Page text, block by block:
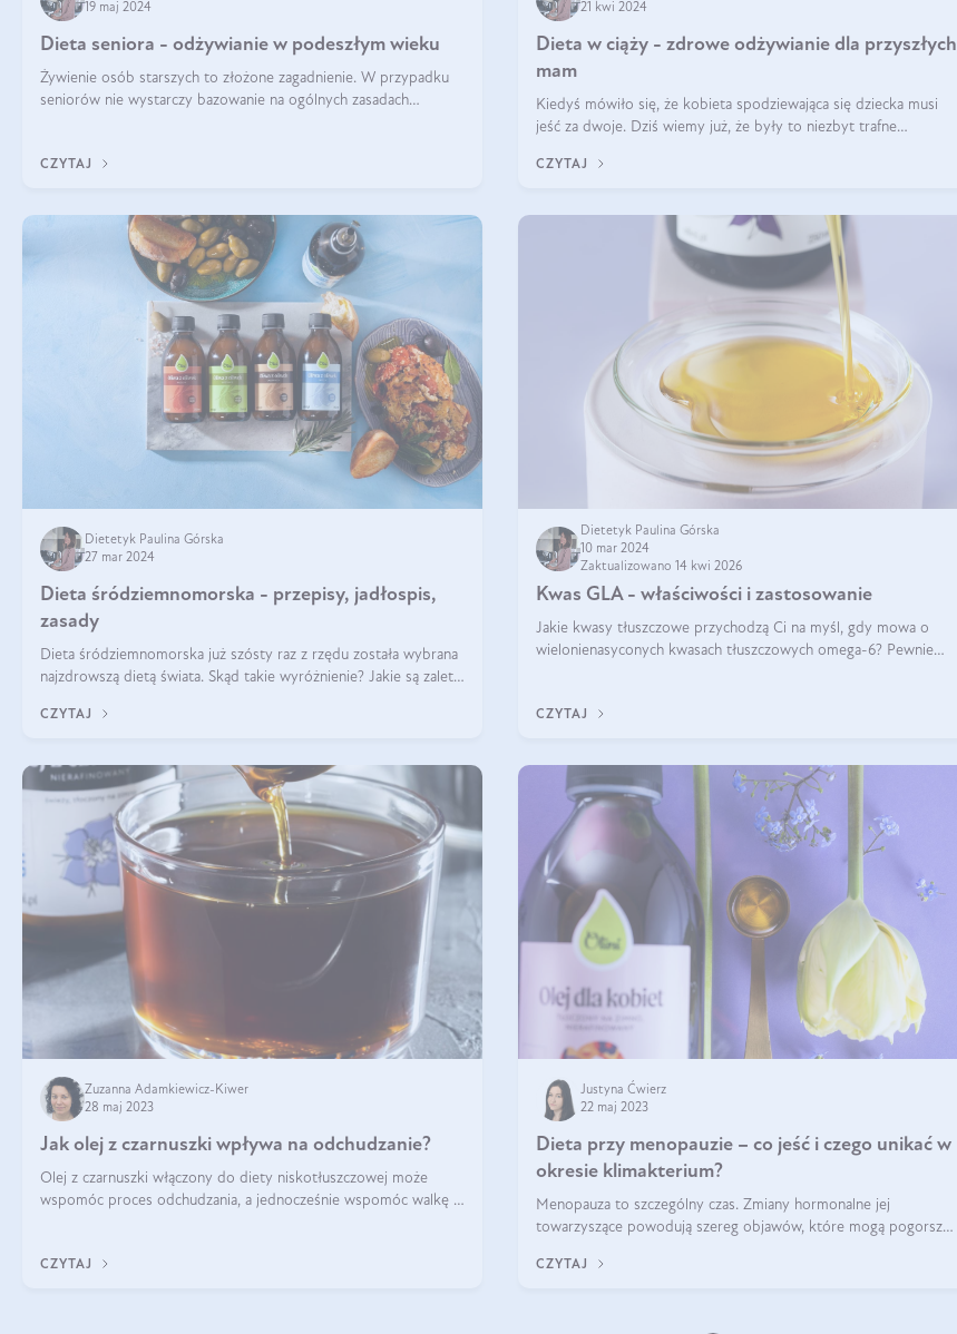
19 maj 2024
Dieta seniora - odżywianie w podeszłym wieku
Żywienie osób starszych to złożone zagadnienie. W przypadku
seniorów nie wystarczy bazowanie na ogólnych zasadach
CZYTAJ
21 kwi 2024
Dieta w ciąży - zdrowe odżywianie dla przyszłych
mam
Kiedyś mówiło się, że kobieta spodziewająca się dziecka musi
jeść za dwoje. Dziś wiemy już, że były to niezbyt trafne
zgodnie z zasadą „dla d
CZYTAJ
Dietetyk Paulina Górska
27 mar 2024
Dieta śródziemnomorska - przepisy, jadłospis,
zasady
Dieta śródziemnomorska już szósty raz z rzędu została wybrana
najzdrowszą dietą świata. Skąd takie wyróżnienie? Jakie są zalety
Wszystko z
CZYTAJ
Dietetyk Paulina Górska
10 mar 2024
Zaktualizowano 14 kwi 2026
Kwas GLA - właściwości i zastosowanie
Jakie kwasy tłuszczowe przychodzą Ci na myśl, gdy mowa o
wielonienasyconych kwasach tłuszczowych omega-6? Pewnie
CZYTAJ
Zuzanna Adamkiewicz-Kiwer
28 maj 2023
Jak olej z czarnuszki wpływa na odchudzanie?
Olej z czarnuszki włączony do diety niskotłuszczowej może
wspomóc proces odchudzania, a jednocześnie wspomóc walkę z
CZYTAJ
Justyna Ćwierz
22 maj 2023
Dieta przy menopauzie – co jeść i czego unikać w
okresie klimakterium?
Menopauza to szczególny czas. Zmiany hormonalne jej
towarzyszące powodują szereg objawów, które mogą pogorszyć
Chcemy wam dzisiaj po
CZYTAJ